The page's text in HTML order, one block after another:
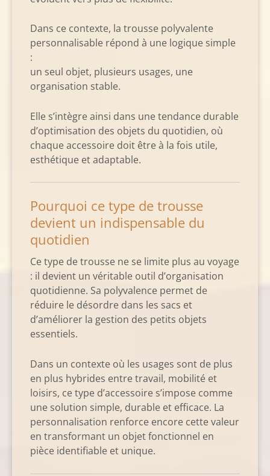
Dans ce contexte, la trousse polyvalente
personnalisable répond à une logique simple
:
un seul objet, plusieurs usages, une
organisation stable.
Elle s’intègre ainsi dans une tendance durable
d’optimisation des objets du quotidien, où
chaque accessoire doit être à la fois utile,
esthétique et adaptable.
Pourquoi ce type de trousse
devient un indispensable du
quotidien
Ce type de trousse ne se limite plus au voyage
: il devient un véritable outil d’organisation
quotidienne. Sa polyvalence permet de
réduire le désordre dans les sacs et
d’améliorer la gestion des petits objets
essentiels.
Dans un contexte où les usages sont de plus
en plus hybrides entre travail, mobilité et
loisirs, ce type d’accessoire s’impose comme
une solution simple, durable et efficace. La
personnalisation renforce encore cette valeur
en transformant un objet fonctionnel en
pièce identifiable et unique.